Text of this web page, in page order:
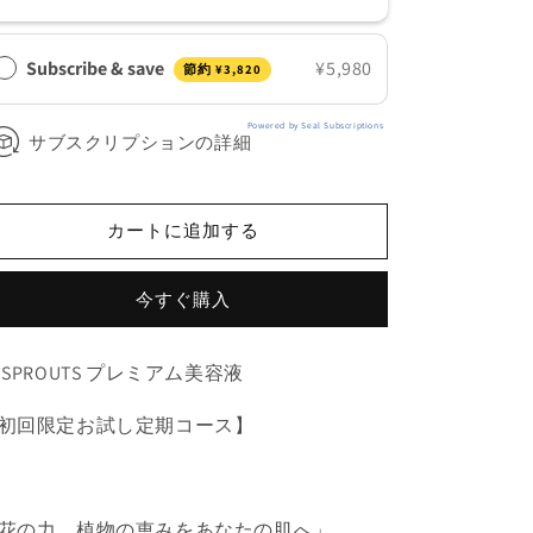
美
容
液
【定
期
ー
の
量
減
ら
す
美
容
液
期
ー
ス】
の
数
量
増
や
す
Subscribe & save 節約¥3,820 ¥5,980
Powered by Seal Subscriptions
サブスクリプションの詳細
カートに追加する
今すぐ購入
プレミアム美容液
回限定お試し定期コース】